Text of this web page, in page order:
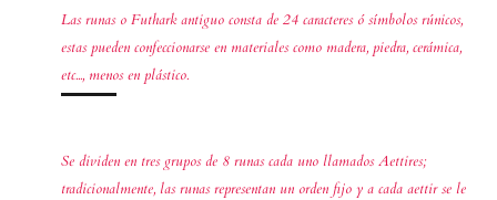
Las runas o Futhark antiguo consta de 24 caracteres ó símbolos rúnicos,
estas pueden confeccionarse en materiales como madera, piedra, cerámica,
etc..., menos en plástico.
Se dividen en tres grupos de 8 runas cada uno llamados Aettires;
tradicionalmente, las runas representan un orden fijo y a cada aettir se le